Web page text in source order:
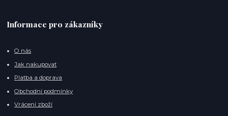
Informace pro zákazníky
O nás
Jak nakupovat
Platba a doprava
Obchodní podmínky
Vrácení zboží